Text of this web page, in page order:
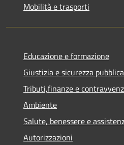
Mobilità e trasporti
Educazione e formazione
Giustizia e sicurezza pubblica
Tributi,finanze e
Ambiente
Salute, benessere e
Autorizzazioni